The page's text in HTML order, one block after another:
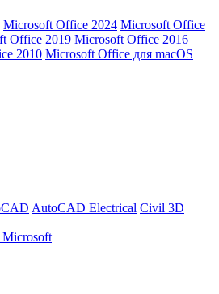
Microsoft Office 2024 Microsoft Office
Office 2019 Microsoft Office 2016
2010 Microsoft Office для macOS
AutoCAD Electrical Civil 3D